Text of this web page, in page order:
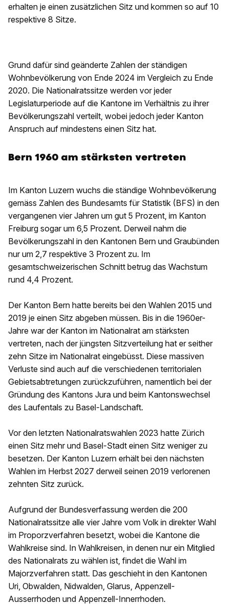
erhalten je einen zusätzlichen Sitz und kommen so auf 10
respektive 8 Sitze.
Grund dafür sind geänderte Zahlen der ständigen
Wohnbevölkerung von Ende 2024 im Vergleich zu Ende
2020. Die Nationalratssitze werden vor jeder
Legislaturperiode auf die Kantone im Verhältnis zu ihrer
Bevölkerungszahl verteilt, wobei jedoch jeder Kanton
Anspruch auf mindestens einen Sitz hat.
Bern 1960 am stärksten vertreten
Im Kanton Luzern wuchs die ständige Wohnbevölkerung
gemäss Zahlen des Bundesamts für Statistik (BFS) in den
vergangenen vier Jahren um gut 5 Prozent, im Kanton
Freiburg sogar um 6,5 Prozent. Derweil nahm die
Bevölkerungszahl in den Kantonen Bern und Graubünden
nur um 2,7 respektive 3 Prozent zu. Im
gesamtschweizerischen Schnitt betrug das Wachstum
rund 4,4 Prozent.
Der Kanton Bern hatte bereits bei den Wahlen 2015 und
2019 je einen Sitz abgeben müssen. Bis in die 1960er-
Jahre war der Kanton im Nationalrat am stärksten
vertreten, nach der jüngsten Sitzverteilung hat er seither
zehn Sitze im Nationalrat eingebüsst. Diese massiven
Verluste sind auch auf die verschiedenen territorialen
Gebietsabtretungen zurückzuführen, namentlich bei der
Gründung des Kantons Jura und beim Kantonswechsel
des Laufentals zu Basel-Landschaft.
Vor den letzten Nationalratswahlen 2023 hatte Zürich
einen Sitz mehr und Basel-Stadt einen Sitz weniger zu
besetzen. Der Kanton Luzern erhält bei den nächsten
Wahlen im Herbst 2027 derweil seinen 2019 verlorenen
zehnten Sitz zurück.
Aufgrund der Bundesverfassung werden die 200
Nationalratssitze alle vier Jahre vom Volk in direkter Wahl
im Proporzverfahren besetzt, wobei die Kantone die
Wahlkreise sind. In Wahlkreisen, in denen nur ein Mitglied
des Nationalrats zu wählen ist, findet die Wahl im
Majorzverfahren statt. Das geschieht in den Kantonen
Uri, Obwalden, Nidwalden, Glarus, Appenzell-
Ausserrhoden und Appenzell-Innerrhoden.